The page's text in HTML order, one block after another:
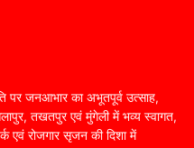
पर जनआभार का अभूतपूर्व उत्साह,
तखतपुर एवं मुंगेली में भव्य स्वागत,
एवं रोजगार सृजन की दिशा में